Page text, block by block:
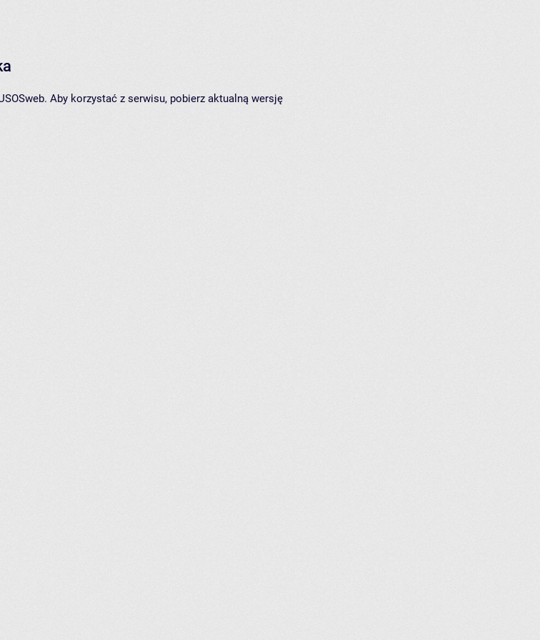
Aby korzystać z serwisu, pobierz aktualną wersję